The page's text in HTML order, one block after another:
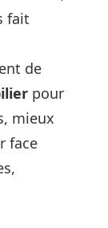
fait
de
pour
mieux
face